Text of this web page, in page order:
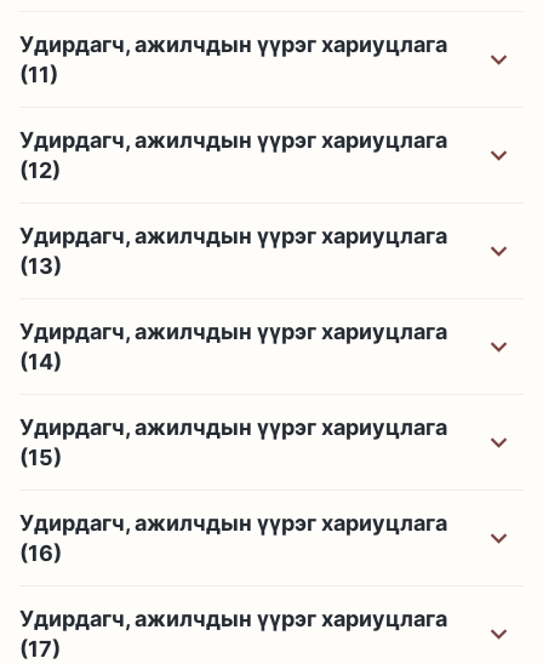
Удирдагч, ажилчдын үүрэг хариуцлага
(11)
Удирдагч, ажилчдын үүрэг хариуцлага
(12)
Удирдагч, ажилчдын үүрэг хариуцлага
(13)
Удирдагч, ажилчдын үүрэг хариуцлага
(14)
Удирдагч, ажилчдын үүрэг хариуцлага
(15)
Удирдагч, ажилчдын үүрэг хариуцлага
(16)
Удирдагч, ажилчдын үүрэг хариуцлага
(17)